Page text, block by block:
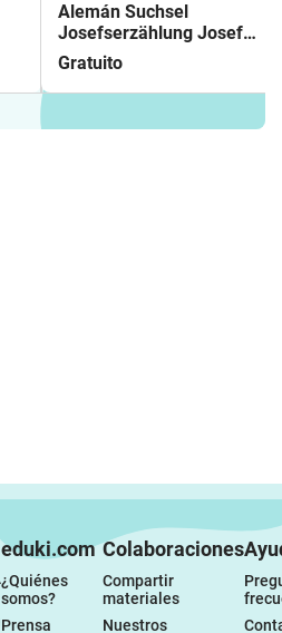
Alemán Suchsel
Josefserzählung Josef
und seine Brüder (
Buchstabengitter ) Altes
Testament
Gratuito
eduki.com
¿Quiénes
somos?
Prensa
Colaboraciones
Compartir
materiales
Nuestros